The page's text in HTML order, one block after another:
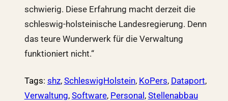
schwierig. Diese Erfahrung macht derzeit die
schleswig-holsteinische Landesregierung. Denn
das teure Wunderwerk für die Verwaltung
funktioniert nicht.“
Tags: shz, SchleswigHolstein, KoPers, Dataport,
Verwaltung, Software, Personal, Stellenabbau